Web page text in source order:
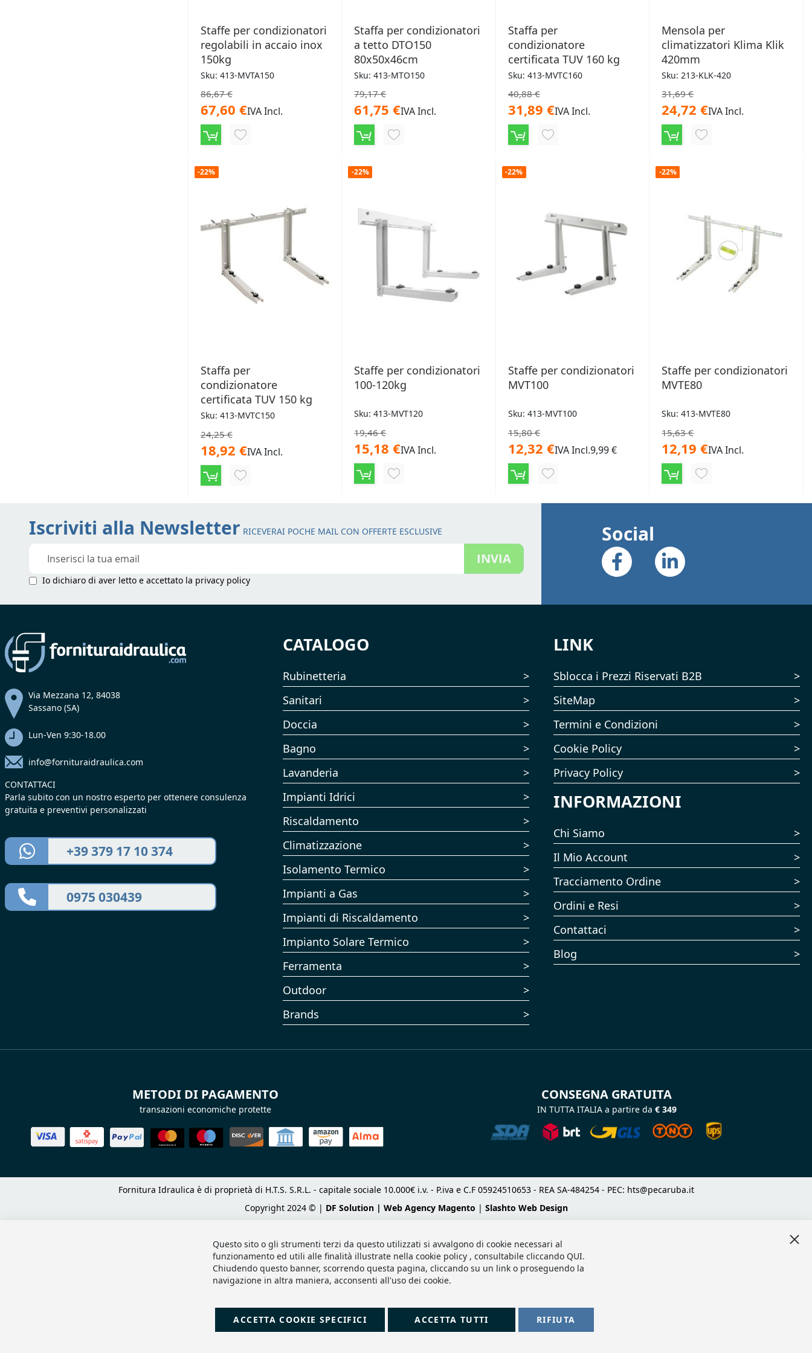
Staffe per condizionatori
regolabili in accaio inox
150kg
Sku: 413-MVTA150
86,67 €
67,60 €IVA Incl.
AGGIUNGI
Staffa per condizionatori
a tetto DTO150
80x50x46cm
Sku: 413-MTO150
79,17 €
61,75 €IVA Incl.
AGGIUNGI
Staffa per
condizionatore
certificata TUV 160 kg
Sku: 413-MVTC160
40,88 €
31,89 €IVA Incl.
AGGIUNGI
Mensola per
climatizzatori Klima Klik
420mm
Sku: 213-KLK-420
31,69 €
24,72 €IVA Incl.
AGGIUNGI
-22%
Staffa per
condizionatore
certificata TUV 150 kg
Sku: 413-MVTC150
24,25 €
18,92 €IVA Incl.
AGGIUNGI
DESIDERI
-22%
Staffe per condizionatori
100-120kg
Sku: 413-MVT120
19,46 €
15,18 €IVA Incl.
AGGIUNGI
DESIDERI
-22%
Staffe per condizionatori
MVT100
Sku: 413-MVT100
15,80 €
12,32 €IVA Incl.9,99 €
AGGIUNGI
-22%
Staffe per condizionatori
MVTE80
Sku: 413-MVTE80
15,63 €
12,19 €IVA Incl.
AGGIUNGI
Iscriviti alla Newsletter RICEVERAI POCHE MAIL CON OFFERTE ESCLUSIVE
Newsletter:
INVIA
Io dichiaro di aver letto e accettato la privacy policy
Social
Via Mezzana 12, 84038
Sassano (SA)
Lun-Ven 9:30-18.00
info@fornituraidraulica.com
CONTATTACI
Parla subito con un nostro esperto per ottenere consulenza
gratuita e preventivi personalizzati
+39 379 17 10 374
0975 030439
CATALOGO
Rubinetteria
Sanitari
Doccia
Bagno
Lavanderia
Impianti Idrici
Riscaldamento
Climatizzazione
Isolamento Termico
Impianti a Gas
Impianti di Riscaldamento
Impianto Solare Termico
Ferramenta
Outdoor
Brands
LINK
Sblocca i Prezzi Riservati B2B
SiteMap
Termini e Condizioni
Cookie Policy
Privacy Policy
INFORMAZIONI
Chi Siamo
Il Mio Account
Tracciamento Ordine
Ordini e Resi
Contattaci
Blog
METODI DI PAGAMENTO
transazioni economiche protette
CONSEGNA GRATUITA
IN TUTTA ITALIA a partire da € 349
Fornitura Idraulica è di proprietà di H.T.S. S.R.L. - capitale sociale 10.000€ i.v. - P.iva e C.F 05924510653 - REA SA-484254 - PEC: hts@pecaruba.it
Copyright 2024 © | DF Solution | Web Agency Magento | Slashto Web Design
Questo sito o gli strumenti terzi da questo utilizzati si avvalgono di cookie necessari al
funzionamento ed utili alle finalità illustrate nella cookie policy , consultabile cliccando QUI.
Chiudendo questo banner, scorrendo questa pagina, cliccando su un link o proseguendo la
navigazione in altra maniera, acconsenti all'uso dei cookie.
ACCETTA TUTTI
ACCETTA COOKIE SPECIFICI RIFIUTA